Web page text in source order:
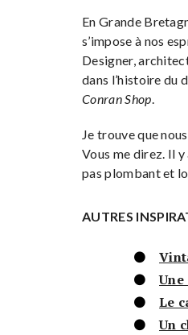
En Grande
s’impose à nos
Designer,
dans l’histoire du
Conran Shop.
Je trouve que
Vous me direz. Il
pas plombant et
AUTRES
Le
Un